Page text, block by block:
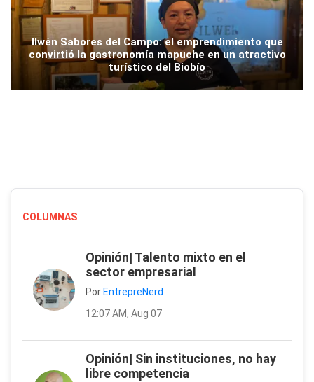
Ilwén Sabores del Campo: el emprendimiento que
convirtió la gastronomía mapuche en un atractivo
turístico del Biobío
COLUMNAS
Opinión| Talento mixto en el
sector empresarial
Por EntrepreNerd
12:07 AM, Aug 07
Opinión| Sin instituciones, no hay
libre competencia